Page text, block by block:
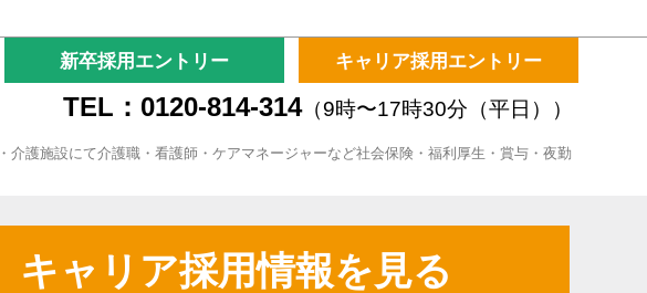
新卒採用エントリー キャリア採用エントリー
TEL：0120-814-314（9時〜17時30分（平日））
護施設にて介護職・看護師・ケアマネージャーなど社会保険・福利厚生・賞与・夜勤
キャリア採用情報を見る